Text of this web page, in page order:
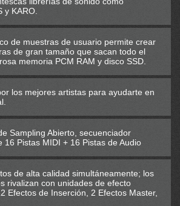
y KARO.
de muestras de usuario permite crear
de gran tamaño que sacan todo el
memoria PCM RAM y disco SSD.
los mejores artistas para ayudarte en
Sampling Abierto, secuenciador
16 Pistas MIDI + 16 Pistas de Audio
de alta calidad simultáneamente; los
rivalizan con unidades de efecto
Efectos de Inserción, 2 Efectos Master,